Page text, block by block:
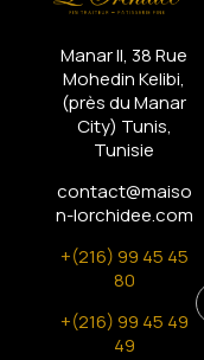
Manar II, 38 Rue
Mohedin Kelibi,
(près du Manar
City) Tunis,
Tunisie
contact@maiso
n-lorchidee.com
+(216) 99 45 45
80
+(216) 99 45 49
49